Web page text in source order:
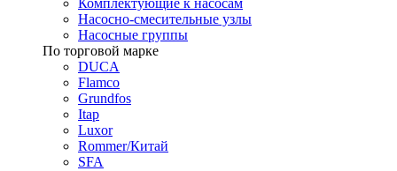
Комплектующие к насосам
Насосно-смесительные узлы
Насосные группы
По торговой марке
DUCA
Flamco
Grundfos
Itap
Luxor
Rommer/Китай
SFA